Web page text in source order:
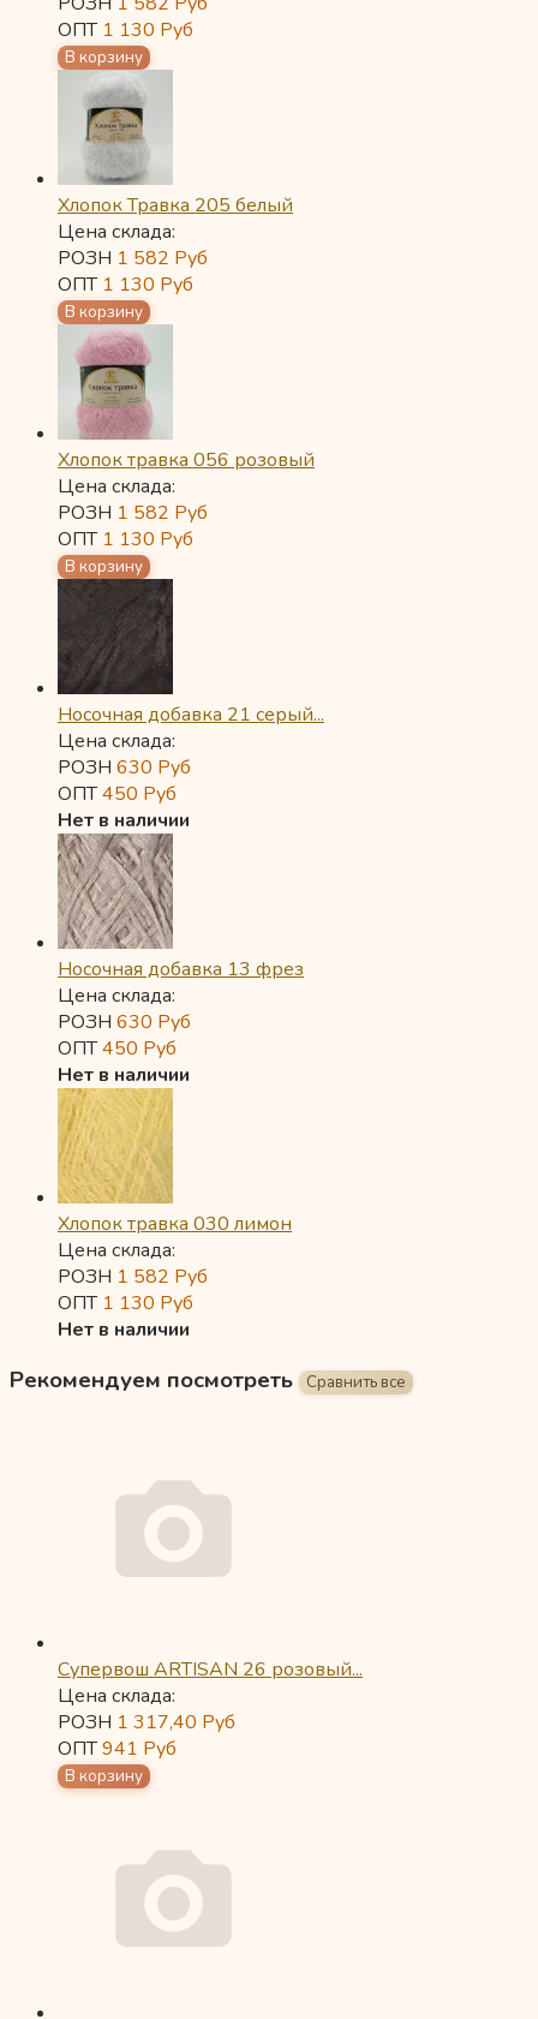
ОПТ 1 130 Руб
Хлопок Травка 205 белый
Цена склада:
РОЗН 1 582 Руб
ОПТ 1 130 Руб
Хлопок травка 056 розовый
Цена склада:
РОЗН 1 582 Руб
ОПТ 1 130 Руб
Носочная добавка 21 серый...
Цена склада:
РОЗН 630 Руб
ОПТ450 Руб
Нет в наличии
Носочная добавка 13 фрез
Цена склада:
РОЗН 630 Руб
ОПТ450 Руб
Нет в наличии
Хлопок травка 030 лимон
Цена склада:
РОЗН 1 582 Руб
ОПТ 1 130 Руб
Нет в наличии
Рекомендуем посмотреть
Супервош ARTISAN 26 розовый...
Цена склада:
РОЗН 1 317,40 Руб
ОПТ941 Руб